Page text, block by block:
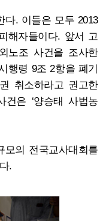
다. 이들은 모두 2013
해자들이다. 앞서 고
노조 사건을 조사한
행령 9조 2항을 폐기
취소하라고 권고한
은 ‘양승태 사법농
의 전국교사대회를
.